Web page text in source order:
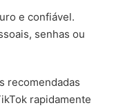
e confiável.
senhas ou
recomendadas
rapidamente